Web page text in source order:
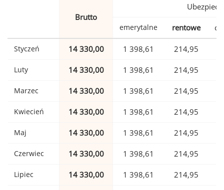
Brutto
emerytalne rentowe
Styczeń 14 330,00 1 398,61 214,95
Luty 14 330,00 1 398,61 214,95
Marzec 14 330,00 1 398,61 214,95
Kwiecień 14 330,00 1 398,61 214,95
Maj 14 330,00 1 398,61 214,95
Czerwiec 14 330,00 1 398,61 214,95
Lipiec 14 330,00 1 398,61 214,95